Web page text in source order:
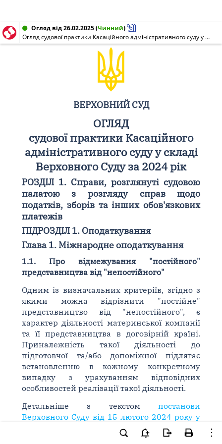
Огляд від 26.02.2025(Чинний)
Огляд судової практики Касаційного адміністративного суду у складі Верховного Суду за 2024 рік
ВЕРХОВНИЙ СУД
ОГЛЯД
судової практики Касаційного
адміністративного суду у складі
Верховного Суду за 2024 рік
РОЗДІЛ 1. Справи, розглянуті судовою
палатою з розгляду справ щодо
податків, зборів та інших обов'язкових
платежів
ПІДРОЗДІЛ 1. Оподаткування
Глава 1. Міжнародне оподаткування
1.1. Про відмежування "постійного"
представництва від "непостійного"
Одним із визначальних критеріїв, згідно з
якими можна відрізнити "постійне"
представництво від "непостійного", є
характер діяльності материнської компанії
та її представництва в договірній країні.
Приналежність такої діяльності до
підготовчої та/або допоміжної підлягає
встановленню в кожному конкретному
випадку з урахуванням відповідних
особливостей реалізації такої діяльності.
Детальніше з текстомпостанови
Верховного Суду від 15 лютого 2024 року у
справі N 640/35881/21
можна
ознайомитися за посиланням: